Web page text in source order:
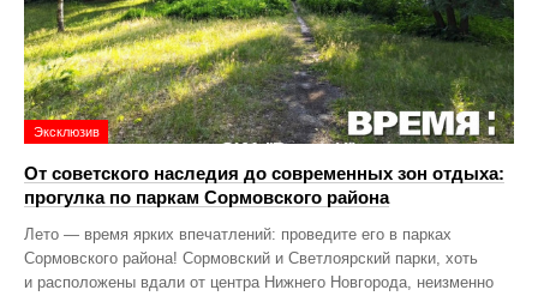
Эксклюзив
От советского наследия до современных зон отдыха:
прогулка по паркам Сормовского района
Лето — время ярких впечатлений: проведите его в парках
Сормовского района! Сормовский и Светлоярский парки, хоть
и расположены вдали от центра Нижнего Новгорода, неизменно